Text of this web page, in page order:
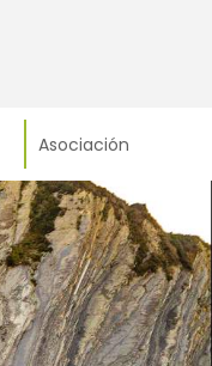
Asociación